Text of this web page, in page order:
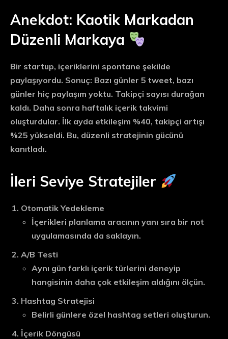
Anekdot: Kaotik Markadan
Düzenli Markaya
Bir startup, içeriklerini spontane şekilde
paylaşıyordu. Sonuç: Bazı günler 5 tweet, bazı
günler hiç paylaşım yoktu. Takipçi sayısı durağan
kaldı. Daha sonra haftalık içerik takvimi
oluşturdular. İlk ayda etkileşim %40, takipçi artışı
%25 yükseldi. Bu, düzenli stratejinin gücünü
kanıtladı.
İleri Seviye Stratejiler
Otomatik Yedekleme
İçerikleri planlama aracının yanı sıra bir not
uygulamasında da saklayın.
A/B Testi
Aynı gün farklı içerik türlerini deneyip
hangisinin daha çok etkileşim aldığını ölçün.
Hashtag Stratejisi
Belirli günlere özel hashtag setleri oluşturun.
İçerik Döngüsü